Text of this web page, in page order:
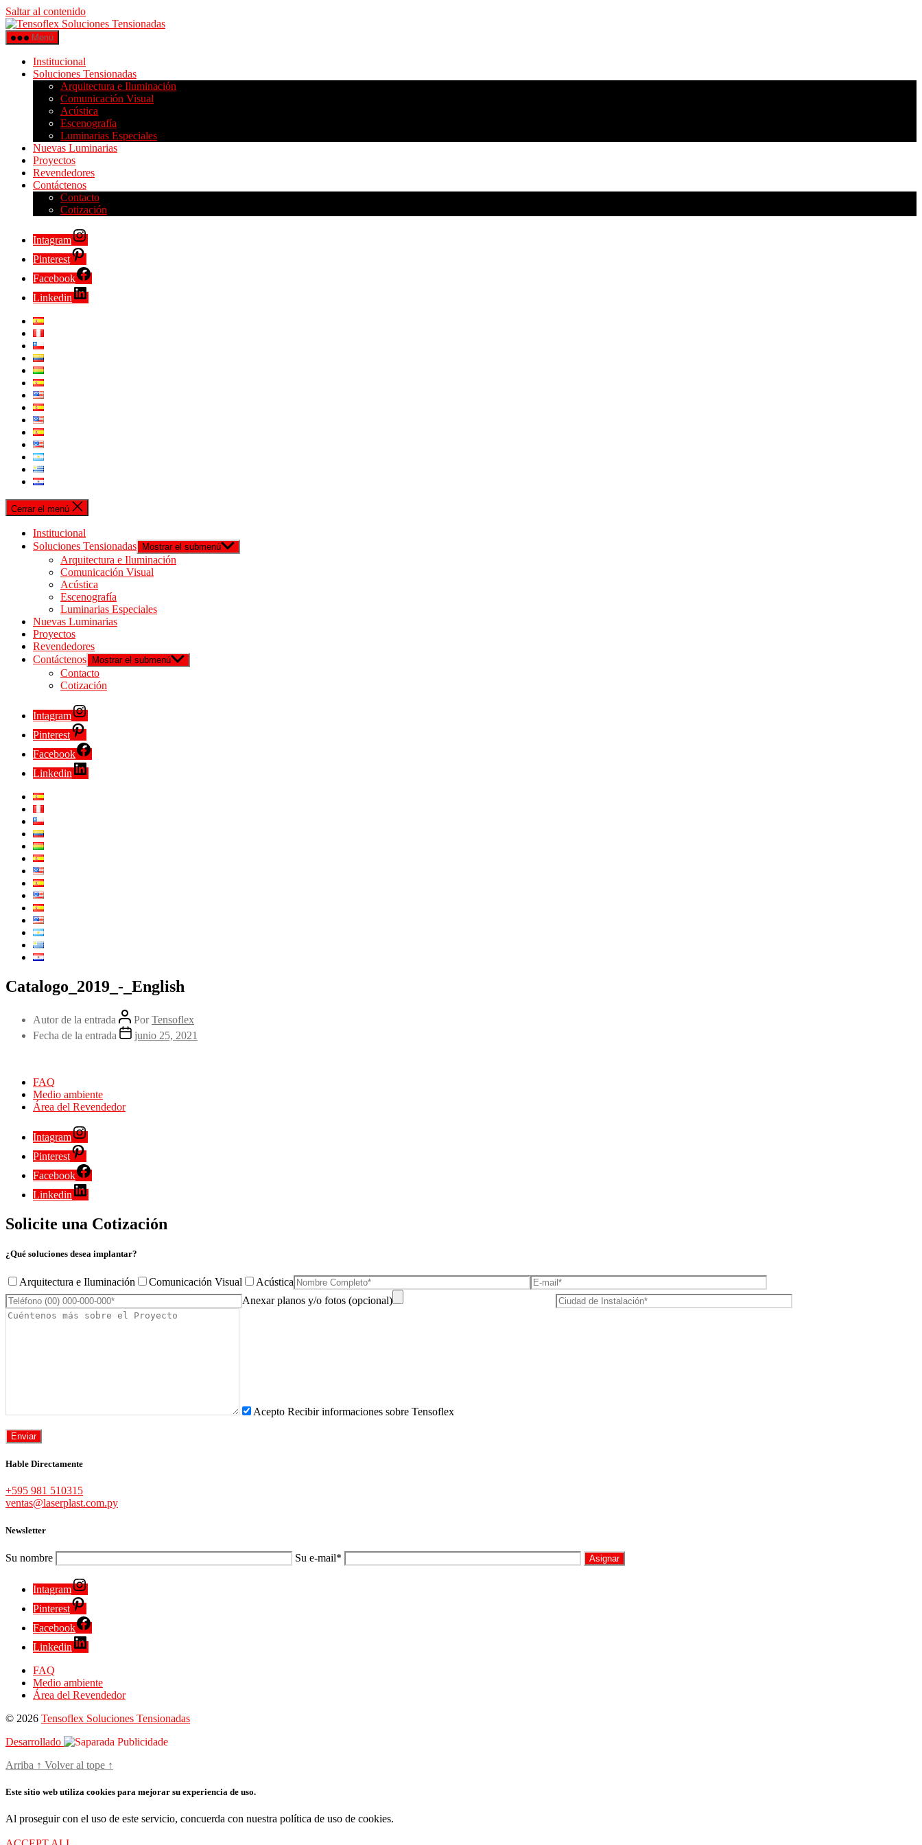
Saltar al contenido
Menú
Institucional
Soluciones Tensionadas
Arquitectura e Iluminación
Comunicación Visual
Acústica
Escenografía
Luminarias Especiales
Nuevas Luminarias
Proyectos
Revendedores
Contáctenos
Contacto
Cotización
Intagram
Pinterest
Facebook
Linkedin
Cerrar el menú
Institucional
Soluciones Tensionadas
Mostrar el submenú
Arquitectura e Iluminación
Comunicación Visual
Acústica
Escenografía
Luminarias Especiales
Nuevas Luminarias
Proyectos
Revendedores
Contáctenos
Mostrar el submenú
Contacto
Cotización
Intagram
Pinterest
Facebook
Linkedin
Catalogo_2019_-_English
Autor de la entrada PorTensoflex
Fecha de la entrada
junio 25, 2021
FAQ
Medio ambiente
Área del Revendedor
Intagram
Pinterest
Facebook
Linkedin
Solicite una Cotización
¿Qué soluciones desea implantar?
Arquitectura e Iluminación Comunicación Visual
Acústica
Anexar planos y/o fotos (opcional)
Acepto Recibir informaciones sobre Tensoflex
Hable Directamente
+595 981 510315
ventas@laserplast.com.py
Newsletter
Su nombre Su e-mail*
Intagram
Pinterest
Facebook
Linkedin
FAQ
Medio ambiente
Área del Revendedor
© 2026 Tensoflex Soluciones Tensionadas
Desarrollado
Arriba ↑ Volver al tope ↑
Este sitio web utiliza cookies para mejorar su experiencia de uso.
Al proseguir con el uso de este servicio, concuerda con nuestra política de uso de cookies.